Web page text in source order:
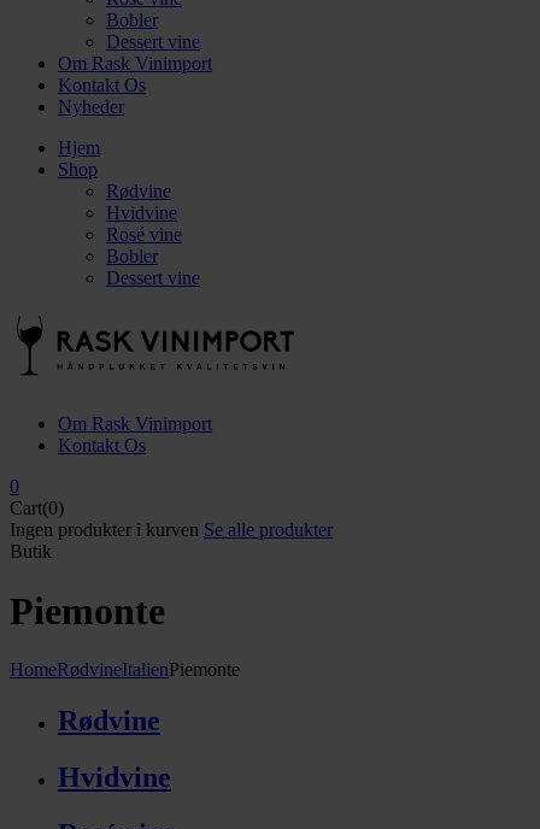
Bobler
Dessert vine
Om Rask Vinimport
Kontakt Os
Nyheder
Hjem
Shop
Rødvine
Hvidvine
Rosé vine
Bobler
Dessert vine
Om Rask Vinimport
Kontakt Os
0
Cart(0)
Ingen produkter i kurven Se alle produkter
Butik
Piemonte
HomeRødvineItalienPiemonte
Rødvine
Hvidvine